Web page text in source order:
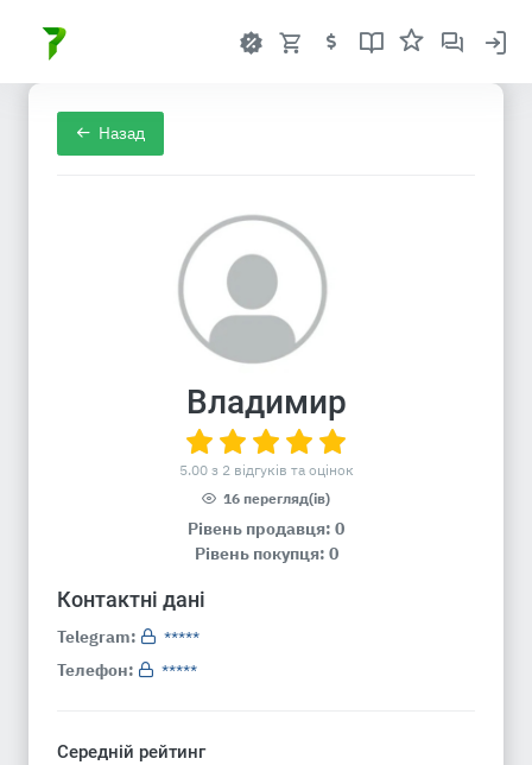
Назад
Владимир
5.00 з 2 відгуків та оцінок
16 перегляд(ів)
Рівень продавця: 0
Рівень покупця: 0
Контактні дані
Telegram:
*****
Телефон:
*****
Середній рейтинг